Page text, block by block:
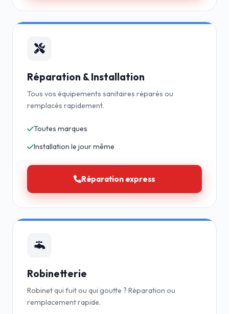
Réparation & Installation
Tous vos équipements sanitaires réparés ou
remplacés rapidement.
Toutes marques
Installation le jour même
Réparation express
Robinetterie
Robinet qui fuit ou qui goutte ? Réparation ou
remplacement rapide.